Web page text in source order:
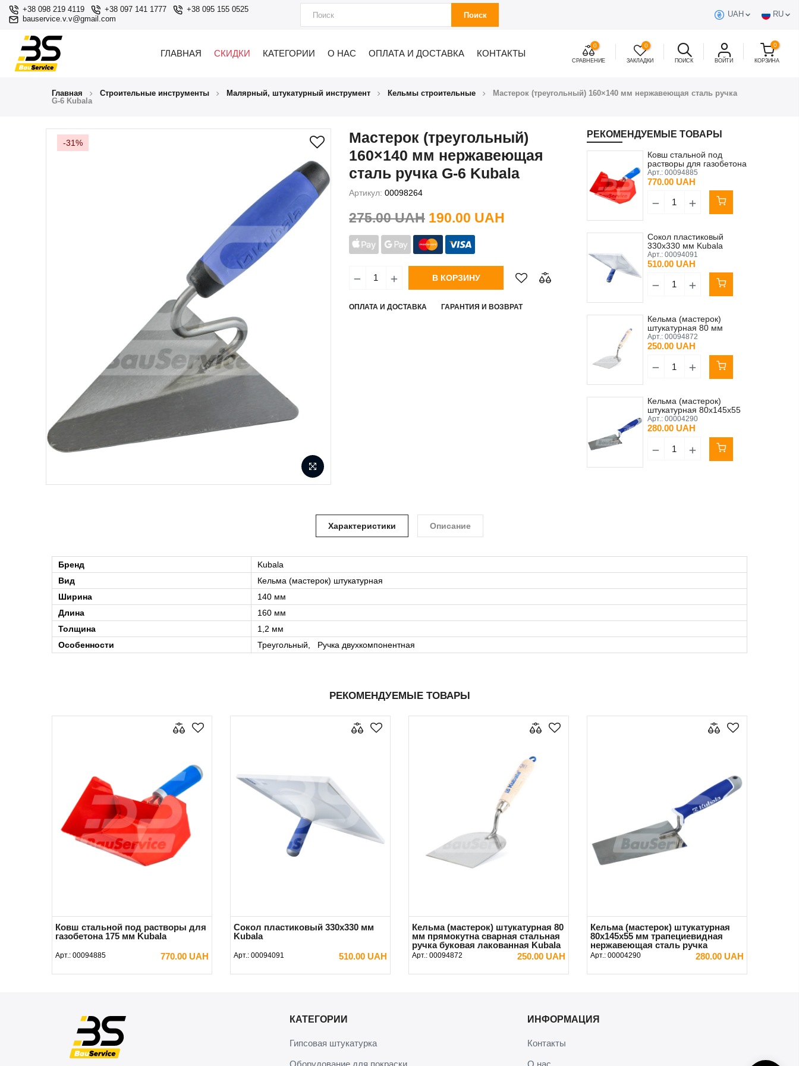
+38 098 219 4119 +38 097 141 1777
+38 095 155 0525
bauservice.v.v@gmail.com
Поиск UAH RU
ГЛАВНАЯ СКИДКИ КАТЕГОРИИ О НАС ОПЛАТА И ДОСТАВКА КОНТАКТЫ
0
СРАВНЕНИЕ
0
ЗАКЛАДКИ ПОИСК ВОЙТИ
0
КОРЗИНА
Главная Строительные инструменты Малярный, штукатурный инструмент Кельмы строительные
Мастерок (треугольный) 160×140 мм нержавеющая сталь ручка
G-6 Kubala
-31%
Мастерок (треугольный)
160×140 мм нержавеющая
сталь ручка G-6 Kubala
Артикул: 00098264
275.00 UAH 190.00 UAH
В КОРЗИНУ
ОПЛАТА И ДОСТАВКА ГАРАНТИЯ И ВОЗВРАТ
РЕКОМЕНДУЕМЫЕ ТОВАРЫ
Ковш стальной под
растворы для газобетона
175 мм Kubala
Арт.: 00094885
770.00 UAH
Сокол пластиковый
330х330 мм Kubala
Арт.: 00094091
510.00 UAH
Кельма (мастерок)
штукатурная 80 мм
прямокутна сварная
стальная ручка буковая
лакованная Kubala
Арт.: 00094872
250.00 UAH
Кельма (мастерок)
штукатурная 80х145х55
мм трапециевидная
нержавеющая сталь ручка
резиновая Kubala
Арт.: 00004290
280.00 UAH
Характеристики Описание
Бренд
Kubala
Вид
Кельма (мастерок) штукатурная
Ширина
140 мм
Длина
160 мм
Толщина
1,2 мм
Особенности
Треугольный, Ручка двухкомпонентная
РЕКОМЕНДУЕМЫЕ ТОВАРЫ
Ковш стальной под растворы для
газобетона 175 мм Kubala
Арт.: 00094885 770.00 UAH
В КОРЗИНУ
Сокол пластиковый 330х330 мм
Kubala
Арт.: 00094091 510.00 UAH
В КОРЗИНУ
Кельма (мастерок) штукатурная 80
мм прямокутна сварная стальная
ручка буковая лакованная Kubala
Арт.: 00094872 250.00 UAH
В КОРЗИНУ
Кельма (мастерок) штукатурная
80х145х55 мм трапециевидная
нержавеющая сталь ручка
резиновая Kubala
Арт.: 00004290 280.00 UAH
В КОРЗИНУ
КАТЕГОРИИ
Гипсовая штукатурка
ИНФОРМАЦИЯ
Контакты